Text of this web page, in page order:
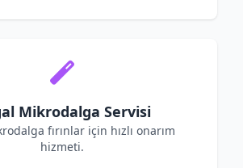
Mikrodalga Servisi
fırınlar için hızlı onarım
hizmeti.